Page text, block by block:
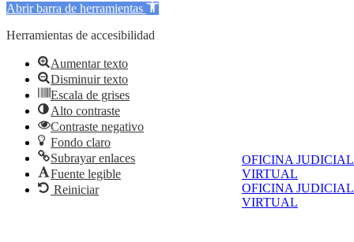
OFICINA JUDICIAL
VIRTUAL
OFICINA JUDICIAL
VIRTUAL
Abrir barra de herramientas
Herramientas de accesibilidad
Aumentar texto
Disminuir texto
Escala de grises
Alto contraste
Contraste negativo
Fondo claro
Subrayar enlaces
Fuente legible
Reiniciar